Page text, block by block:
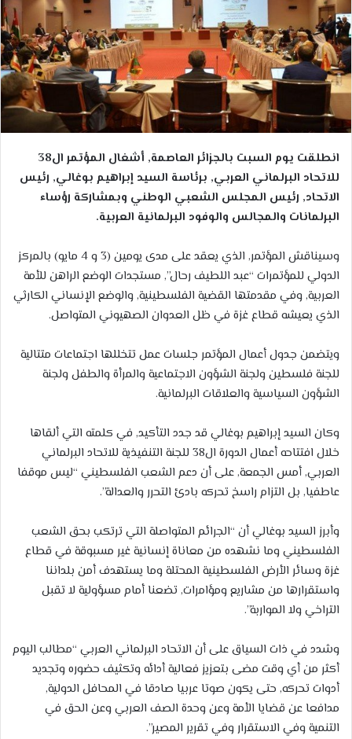
انطلقت يوم السبت بالجزائر العاصمة, أشغال المؤتمر ال38
للاتحاد البرلماني العربي, برئاسة السيد إبراهيم بوغالي, رئيس
الاتحاد, رئيس المجلس الشعبي الوطني وبمشاركة رؤساء
البرلمانات والمجالس والوفود البرلمانية العربية.
وسيناقش المؤتمر, الذي يعقد على مدى يومين (3 و 4 مايو) بالمركز
الدولي للمؤتمرات “عبد اللطيف رحال”, مستجدات الوضع الراهن للأمة
العربية, وفي مقدمتها القضية الفلسطينية, والوضع الإنساني الكارثي
الذي يعيشه قطاع غزة في ظل العدوان الصهيوني المتواصل.
ويتضمن جدول أعمال المؤتمر جلسات عمل تتخللها اجتماعات متتالية
للجنة فلسطين ولجنة الشؤون الاجتماعية والمرأة والطفل ولجنة
الشؤون السياسية والعلاقات البرلمانية.
وكان السيد إبراهيم بوغالي قد جدد التأكيد, في كلمته التي ألقاها
خلال افتتاحه أعمال الدورة ال38 للجنة التنفيذية للاتحاد البرلماني
العربي, أمس الجمعة, على أن دعم الشعب الفلسطيني “ليس موقفا
عاطفيا, بل التزام راسخ تحركه بادئ التحرر والعدالة”.
وأبرز السيد بوغالي أن “الجرائم المتواصلة التي ترتكب بحق الشعب
الفلسطيني وما نشهده من معاناة إنسانية غير مسبوقة في قطاع
غزة وسائر الأرض الفلسطينية المحتلة وما يستهدف أمن بلداننا
واستقرارها من مشاريع ومؤامرات, تضعنا أمام مسؤولية لا تقبل
التراخي ولا المواربة”.
وشدد في ذات السياق على أن الاتحاد البرلماني العربي “مطالب اليوم
أكثر من أي وقت مضى بتعزيز فعالية أدائه وتكثيف حضوره وتجديد
أدوات تحركه, حتى يكون صوتا عربيا صادقا في المحافل الدولية,
مدافعا عن قضايا الأمة وعن وحدة الصف العربي وعن الحق في
التنمية وفي الاستقرار وفي تقرير المصير”.